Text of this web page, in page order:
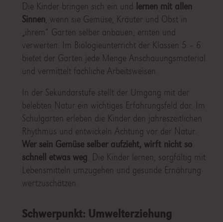
Die Kinder bringen sich ein und lernen mit allen
Sinnen , wenn sie Gemüse, Kräuter und Obst in
„ihrem“ Garten selber anbauen, ernten und
verwerten. Im Biologieunterricht der Klassen 5 – 6
bietet der Garten jede Menge Anschauungsmaterial
und vermittelt fachliche Arbeitsweisen.
In der Sekundarstufe stellt der Umgang mit der
belebten Natur ein wichtiges Erfahrungsfeld dar. Im
Schulgarten erleben die Kinder den jahreszeitlichen
Rhythmus und entwickeln Achtung vor der Natur.
Wer sein Gemüse selber aufzieht, wirft nicht so
schnell etwas weg . Die Kinder lernen, sorgfältig mit
Lebensmitteln umzugehen und gesunde Ernährung
wertzuschätzen.
Schwerpunkt: Umwelterziehung